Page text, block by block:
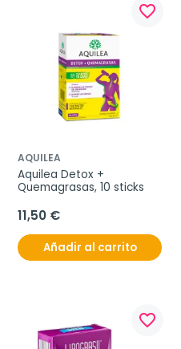
favorite_border
AQUILEA
Aquilea Detox +
Quemagrasas, 10 sticks
11,50 €
Añadir al carrito
favorite_border